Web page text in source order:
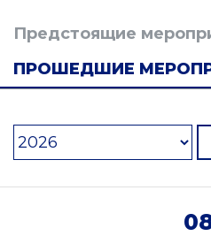
Предстоящие
ПРОШЕДШИЕ